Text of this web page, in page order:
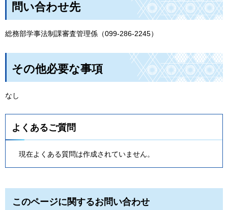
問い合わせ先
総務部学事法制課審査管理係（099-286-2245）
その他必要な事項
なし
よくあるご質問
現在よくある質問は作成されていません。
このページに関するお問い合わせ